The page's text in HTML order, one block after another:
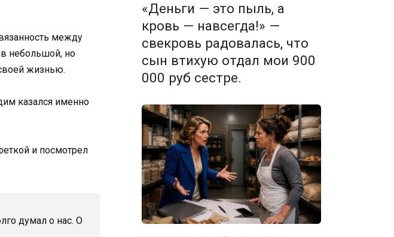
между
небольшой, но
жизнью.
казался именно
и посмотрел
думал о нас. О
«Деньги — это пыль, а
кровь — навсегда!» —
свекровь радовалась, что
сын втихую отдал мои 900
000 руб сестре.